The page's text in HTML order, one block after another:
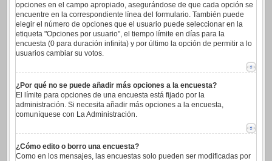
opciones en el campo apropiado, asegurándose de que cada opción se
encuentre en la correspondiente línea del formulario. También puede
elegir el número de opciones que el usuario puede seleccionar en la
etiqueta "Opciones por usuario", el tiempo límite en días para la
encuesta (0 para duración infinita) y por último la opción de permitir a lo
usuarios cambiar su votos.
¿Por qué no se puede añadir más opciones a la encuesta?
El límite para opciones de una encuesta está fijado por la
administración. Si necesita añadir más opciones a la encuesta,
comuníquese con La Administración.
¿Cómo edito o borro una encuesta?
Como en los mensajes, las encuestas solo pueden ser modificadas por